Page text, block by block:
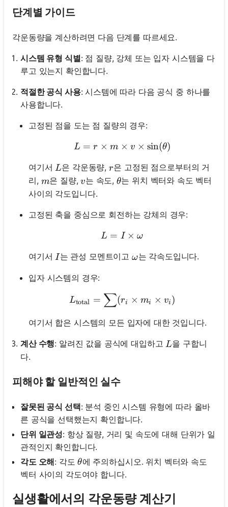
단계별 가이드
각운동량을 계산하려면 다음 단계를 따르세요.
시스템 유형 식별: 점 질량, 강체 또는 입자 시스템을 다
루고 있는지 확인합니다.
적절한 공식 사용: 시스템에 따라 다음 공식 중 하나를
사용합니다.
고정된 점을 도는 점 질량의 경우:
L = r \times m \times v
L = r × m × v × sin(θ)
여기서 L
L은 각운동량, r
r은 고정된 점으로부터의 거
리, m
m은 질량,v
v는 속도, \theta
θ는 위치 벡터와 속도 벡터
사이의 각도입니다.
고정된 축을 중심으로 회전하는 강체의 경우:
L = I \times \omega
L = I × ω
여기서 I
I는 관성 모멘트이고 \omega
ω는 각속도입니다.
입자 시스템의 경우:
L_{\text{total}} = \sum
Ltotal = ∑(ri × mi × vi )
여기서 합은 시스템의 모든 입자에 대한 것입니다.
계산 수행: 알려진 값을 공식에 대입하고 L
L을 구합니
다.
피해야 할 일반적인 실수
잘못된 공식 선택: 분석 중인 시스템 유형에 따라 올바
른 공식을 선택했는지 확인합니다.
단위 일관성: 항상 질량, 거리 및 속도에 대해 단위가 일
관적인지 확인합니다.
각도 오해: 각도\theta
θ에 주의하십시오. 위치 벡터와 속도
벡터 사이의 각도여야 합니다.
실생활에서의 각운동량 계산기